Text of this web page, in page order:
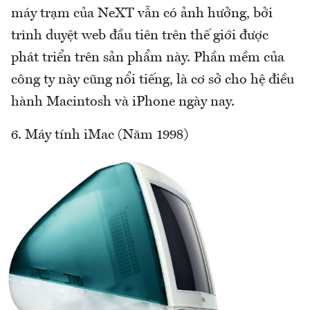
máy trạm của NeXT vẫn có ảnh hưởng, bởi
trình duyệt web đầu tiên trên thế giới được
phát triển trên sản phẩm này. Phần mềm của
công ty này cũng nổi tiếng, là cơ sở cho hệ điều
hành Macintosh và iPhone ngày nay.
6. Máy tính iMac (Năm 1998)